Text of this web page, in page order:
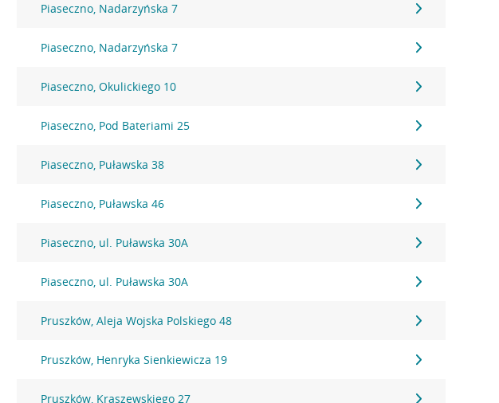
Piaseczno, Nadarzyńska 7
Piaseczno, Nadarzyńska 7
Piaseczno, Okulickiego 10
Piaseczno, Pod Bateriami 25
Piaseczno, Puławska 38
Piaseczno, Puławska 46
Piaseczno, ul. Puławska 30A
Piaseczno, ul. Puławska 30A
Pruszków, Aleja Wojska Polskiego 48
Pruszków, Henryka Sienkiewicza 19
Pruszków, Kraszewskiego 27